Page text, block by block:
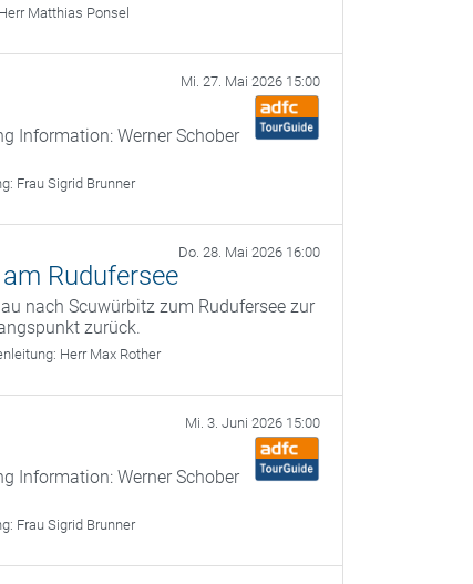
Herr Matthias Ponsel
Mi. 27. Mai 2026 15:00
Information: Werner Schober
Frau Sigrid Brunner
Do. 28. Mai 2026 16:00
Rudufersee
nach Scuwürbitz zum Rudufersee zur
zurück.
Herr Max Rother
Mi. 3. Juni 2026 15:00
Information: Werner Schober
Frau Sigrid Brunner